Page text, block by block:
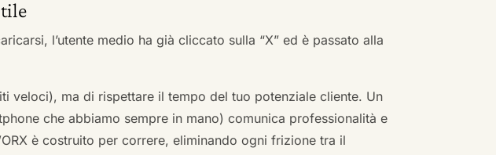
l’utente medio ha già cliccato sulla “X” ed è passato alla
veloci), ma di rispettare il tempo del tuo potenziale cliente. Un
che abbiamo sempre in mano) comunica professionalità e
è costruito per correre, eliminando ogni frizione tra il